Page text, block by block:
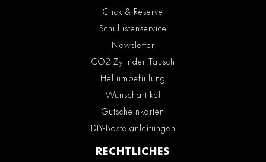
Click & Reserve
Schullistenservice
Newsletter
CO2-Zylinder Tausch
Heliumbefüllung
Wunschartikel
Gutscheinkarten
DIY-Bastelanleitungen
RECHTLICHES